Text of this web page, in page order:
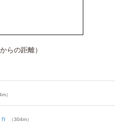
らの距離）
）
（304m）